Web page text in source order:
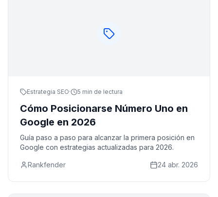
Estrategia SEO· 5 min de lectura
Cómo Posicionarse Número Uno en
Google en 2026
Guía paso a paso para alcanzar la primera posición en
Google con estrategias actualizadas para 2026.
Rankfender 24 abr. 2026